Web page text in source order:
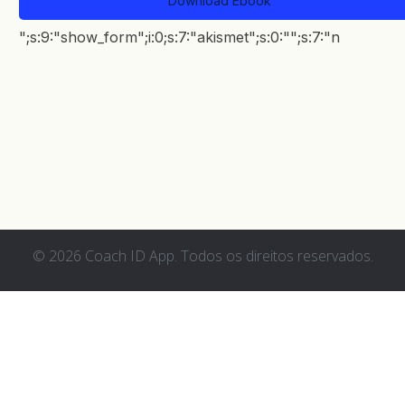
BR
";s:9:"show_form";i:0;s:7:"akismet";s:0:"";s:7:"n
© 2026 Coach ID App. Todos os direitos reservados.